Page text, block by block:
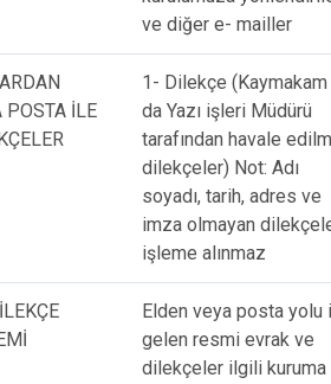
ve diğer e- mailler
POSTA İLE
1- Dilekçe (Kaymakam
da Yazı işleri Müdürü
tarafından havale
dilekçeler) Not: Adı
soyadı, tarih, adres ve
imza olmayan
işleme alınmaz
Elden veya posta yolu
gelen resmi evrak ve
dilekçeler ilgili kuruma